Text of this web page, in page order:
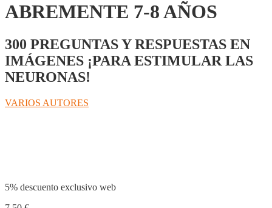
ABREMENTE 7-8 AÑOS
300 PREGUNTAS Y RESPUESTAS EN
IMÁGENES ¡PARA ESTIMULAR LAS
NEURONAS!
VARIOS AUTORES
5% descuento exclusivo web